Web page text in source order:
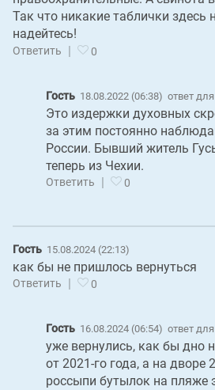
Так что никакие таблички здесь
надейтесь!
Ответить | 0
Гость 18.08.2022 (06:38) ответ для
Это издержки духовных
за этим постоянно
России. Бывший житель
теперь из Чехии.
Ответить 0
Гость 15.08.2024 (22:13)
как бы не пришлось вернуться
Ответить 0
Гость 16.08.2024 (06:54) ответ для
уже вернулись, как бы дно
от 2021-го года, а на дворе
россыпи бутылок на пляже